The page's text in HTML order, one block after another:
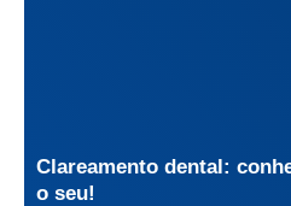
Clareamento dental:
o seu!